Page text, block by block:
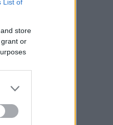
List of
store
or